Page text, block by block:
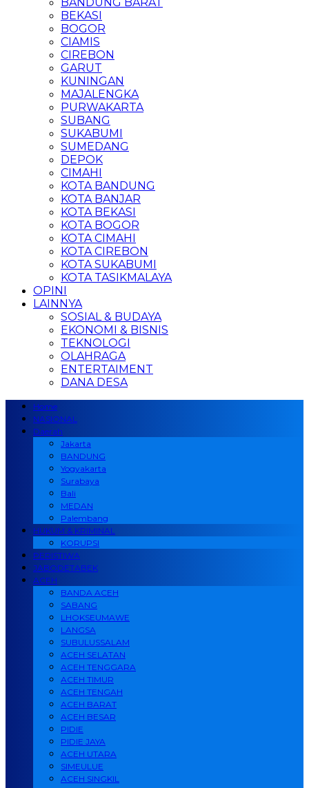
BEKASI
BOGOR
CIAMIS
CIREBON
GARUT
KUNINGAN
MAJALENGKA
PURWAKARTA
SUBANG
SUKABUMI
SUMEDANG
DEPOK
CIMAHI
KOTA BANDUNG
KOTA BANJAR
KOTA BEKASI
KOTA BOGOR
KOTA CIMAHI
KOTA CIREBON
KOTA SUKABUMI
KOTA TASIKMALAYA
OPINI
LAINNYA
SOSIAL & BUDAYA
EKONOMI & BISNIS
TEKNOLOGI
OLAHRAGA
ENTERTAIMENT
DANA DESA
Home
NASIONAL
Daerah
Jakarta
BANDUNG
Yogyakarta
Surabaya
Bali
MEDAN
Palembang
HUKUM & KRIMINAL
KORUPSI
PERISTIWA
JABODETABEK
ACEH
BANDA ACEH
SABANG
LHOKSEUMAWE
LANGSA
SUBULUSSALAM
ACEH SELATAN
ACEH TENGGARA
ACEH TIMUR
ACEH TENGAH
ACEH BARAT
ACEH BESAR
PIDIE
PIDIE JAYA
ACEH UTARA
SIMEULUE
ACEH SINGKIL